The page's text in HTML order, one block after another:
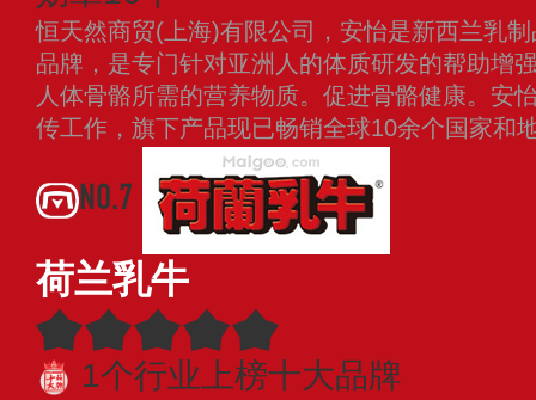
恒天然商贸(上海)有限公司，安怡是新西兰乳
品牌，是专门针对亚洲人的体质研发的帮助增
人体骨骼所需的营养物质。促进骨骼健康。安
传工作，旗下产品现已畅销全球10余个国家和
NO.7
荷兰乳牛
1个行业上榜十大品牌